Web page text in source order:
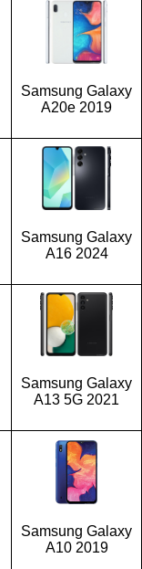
Samsung Galaxy
A20e 2019
Samsung Galaxy
A16 2024
Samsung Galaxy
A13 5G 2021
Samsung Galaxy
A10 2019